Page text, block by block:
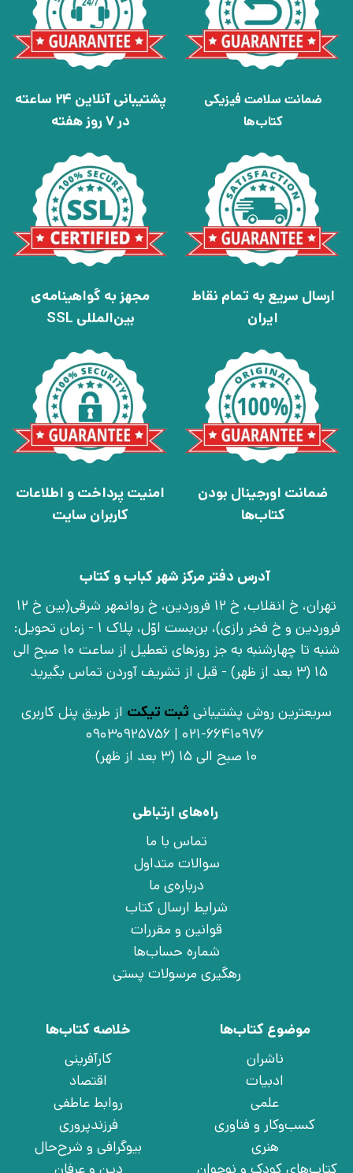
ضمانت سلامت فیزیکی
کتاب‌ها
پشتیبانی آنلاین 24 ساعته
در 7 روز هفته
ارسال سریع به تمام نقاط
ایران
مجهز به گواهینامه‌ی
بین‌المللی SSL
ضمانت اورجینال بودن
کتاب‌ها
امنیت پرداخت و اطلاعات
کاربران سایت
آدرس دفتر مرکز شهر کباب و کتاب
تهران، خ انقلاب، خ 12 فروردین، خ روانمهر شرقی(بین خ 12
فروردین و خ فخر رازی)، بن‌بست اوّل، پلاک 1 - زمان تحویل:
شنبه تا چهارشنبه به جز روزهای تعطیل از ساعت 10 صبح الی
15 (3 بعد از ظهر) - قبل از تشریف آوردن تماس بگیرید
سریعترین روش پشتیبانی ثبت تیکت از طریق پنل کاربری
021-66410976 | 09030925756
10 صبح الی 15 (3 بعد از ظهر)
راه‌های ارتباطی
تماس با ما
سوالات متداول
درباره‌ی ما
شرایط ارسال کتاب
قوانین و مقررات
شماره حساب‌ها
رهگیری مرسولات پستی
موضوع کتاب‌ها
ناشران
ادبیات
علمی
کسب‌وکار و فناوری
هنری
کتاب‌های کودک و نوجوان
خلاصه کتاب‌ها
کارآفرینی
اقتصاد
روابط عاطفی
فرزندپروری
بیوگرافی و شرح‌حال
دین و عرفان